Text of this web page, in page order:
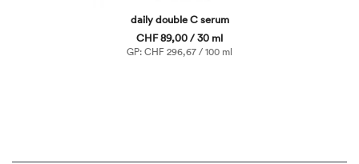
daily double C serum
CHF 89,00 / 30 ml
GP: CHF 296,67 / 100 ml